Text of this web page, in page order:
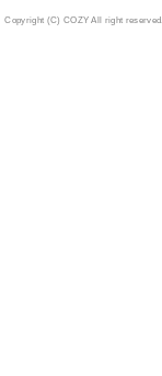
Copyright (C) COZY All right reserved.